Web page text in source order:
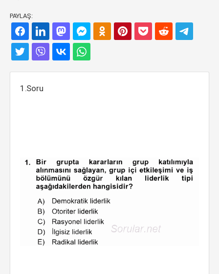
PAYLAŞ:
1.Soru